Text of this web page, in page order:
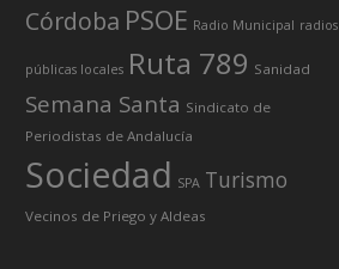
Córdoba PSOE Radio Municipal radios
públicas locales Ruta 789 Sanidad
Semana Santa Sindicato de
Periodistas de Andalucía
Sociedad SPA Turismo
Vecinos de Priego y Aldeas